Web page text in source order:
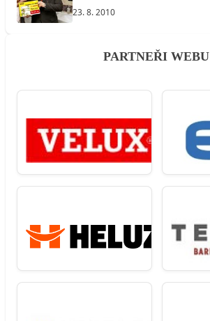
23. 8. 2010
PARTNEŘI WEBU